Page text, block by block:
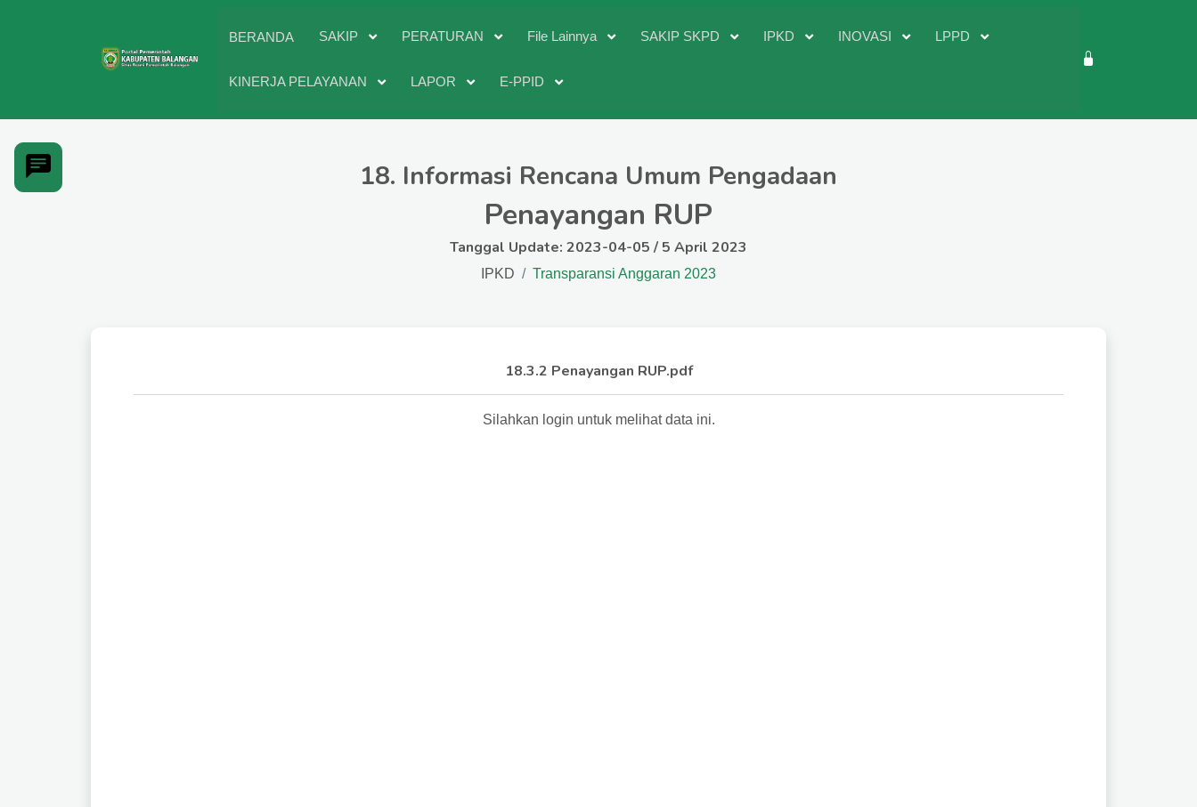
BERANDA SAKIP PERATURAN File Lainnya SAKIP SKPD IPKD INOVASI LPPD
KINERJA PELAYANAN LAPOR E-PPID
18. Informasi Rencana Umum Pengadaan
Penayangan RUP
Tanggal Update: 2023-04-05 / 5 April 2023
IPKD Transparansi Anggaran 2023
18.3.2 Penayangan RUP.pdf
Silahkan login untuk melihat data ini.